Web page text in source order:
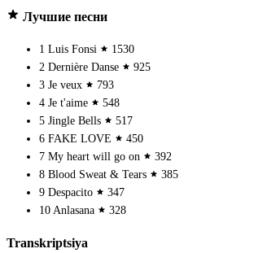
Лучшие песни
1 Luis Fonsi
1530
2 Dernière Danse
925
3 Je veux
793
4 Je t'aime
548
5 Jingle Bells
517
6 FAKE LOVE
450
7 My heart will go on
392
8 Blood Sweat & Tears
385
9 Despacito
347
10 Anlasana 328
Transkriptsiya